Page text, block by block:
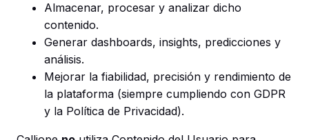
Almacenar, procesar y analizar dicho
contenido.
Generar dashboards, insights, predicciones y
análisis.
Mejorar la fiabilidad, precisión y rendimiento de
la plataforma (siempre cumpliendo con GDPR
y la Política de Privacidad).